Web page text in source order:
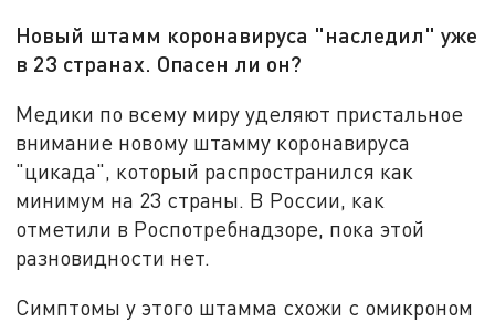
Новый штамм коронавируса "наследил" уже
в 23 странах. Опасен ли он?
Медики по всему миру уделяют пристальное
внимание новому штамму коронавируса
"цикада", который распространился как
минимум на 23 страны. В России, как
отметили в Роспотребнадзоре, пока этой
разновидности нет.
Симптомы у этого штамма схожи с омикроном